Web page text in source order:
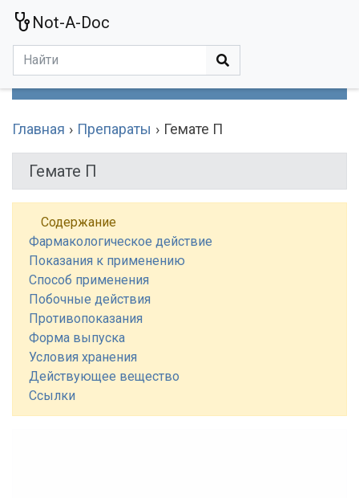
Not-A-Doc
Главная Препараты Гемате П
Гемате П
Содержание
Фармакологическое действие
Показания к применению
Способ применения
Побочные действия
Противопоказания
Форма выпуска
Условия хранения
Действующее вещество
Ссылки